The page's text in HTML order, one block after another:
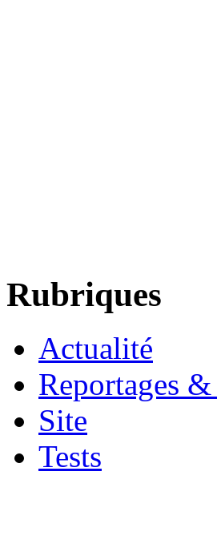
Rubriques
Actualité
Reportages
Site
Tests